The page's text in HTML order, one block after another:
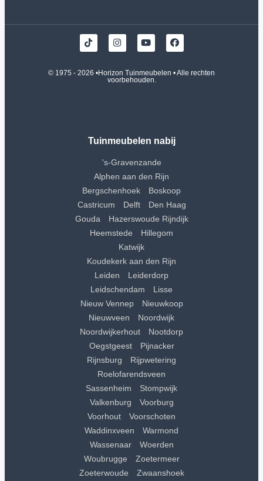
© 1975 - 2026 •Horizon Tuinmeubelen • Alle rechten
voorbehouden.
Tuinmeubelen nabij
's-Gravenzande
Alphen aan den Rijn
Bergschenhoek
Boskoop
Castricum
Delft
Den Haag
Gouda
Hazerswoude Rijndijk
Heemstede
Hillegom
Katwijk
Koudekerk aan den Rijn
Leiden
Leiderdorp
Leidschendam
Lisse
Nieuw Vennep
Nieuwkoop
Nieuwveen
Noordwijk
Noordwijkerhout
Nootdorp
Oegstgeest
Pijnacker
Rijnsburg
Rijpwetering
Roelofarendsveen
Sassenheim
Stompwijk
Valkenburg
Voorburg
Voorhout
Voorschoten
Waddinxveen
Warmond
Wassenaar
Woerden
Woubrugge
Zoetermeer
Zoeterwoude
Zwaanshoek